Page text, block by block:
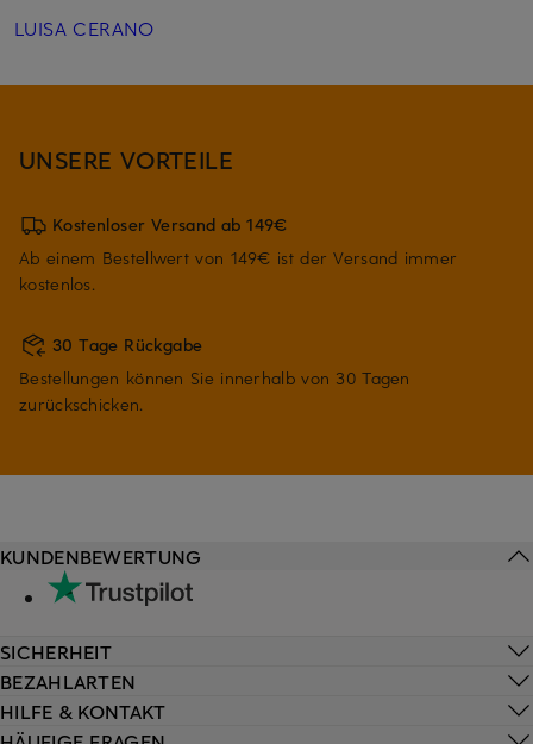
LUISA CERANO
UNSERE VORTEILE
Kostenloser Versand ab 149€
Ab einem Bestellwert von 149€ ist der Versand immer
kostenlos.
30 Tage Rückgabe
Bestellungen können Sie innerhalb von 30 Tagen
zurückschicken.
HILFE & KONTAKT
KUNDENBEWERTUNG
SICHERHEIT
BEZAHLARTEN